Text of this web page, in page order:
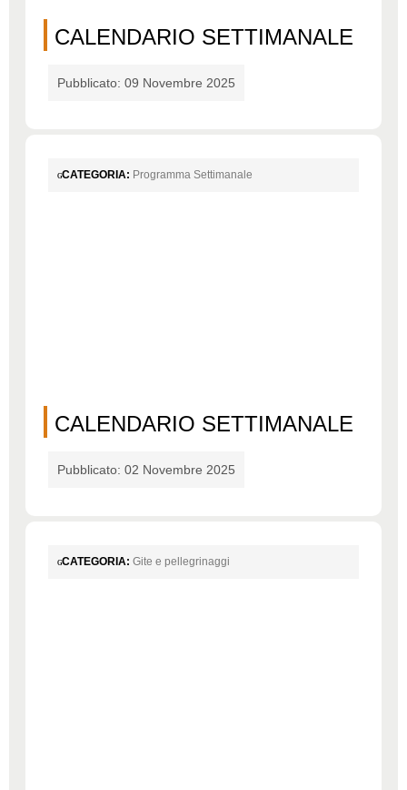
CALENDARIO SETTIMANALE
Pubblicato: 09 Novembre 2025
CATEGORIA: Programma Settimanale
CALENDARIO SETTIMANALE
Pubblicato: 02 Novembre 2025
CATEGORIA: Gite e pellegrinaggi